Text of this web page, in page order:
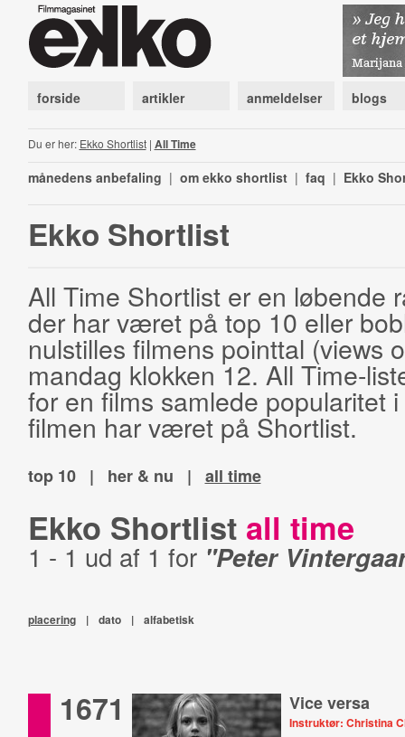
forside artikler anmeldelser blogs
Du er her: Ekko Shortlist| All Time
månedens anbefaling | om ekko shortlist | faq | Ekko
Ekko Shortlist
All Time Shortlist er en løbende
der har været på top 10 eller
nulstilles filmens pointtal (views
mandag klokken 12. All Time-
for en films samlede popularitet
filmen har været på Shortlist.
top 10 | her & nu | all time
Ekko Shortlist all time
1 - 1 ud af 1 for "Peter
placering | dato | alfabetisk
1671 Vice versa
Instruktør: Christina